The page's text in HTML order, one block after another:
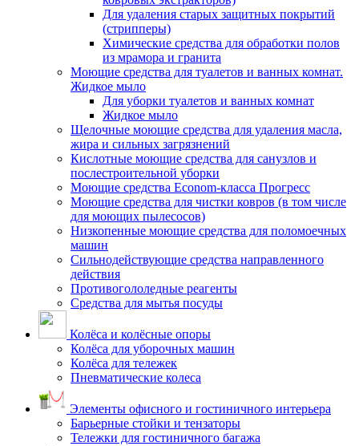
Для удаления старых защитных покрытий
(стрипперы)
Химические средства для обработки полов
из мрамора и гранита
Моющие средства для туалетов и ванных комнат.
Жидкое мыло
Для уборки туалетов и ванных комнат
Жидкое мыло
Щелочные моющие средства для удаления масла,
жира и сильных загрязнений
Кислотные моющие средства для санузлов и
послестроительной уборки
Моющие средства Econom-класса Прогресс
Моющие средства для чистки ковров (в том числе
для моющих пылесосов)
Низкопенные моющие средства для поломоечных
машин
Сильнодействующие средства направленного
действия
Противогололедные реагенты
Средства для мытья посуды
Колёса и колёсные опоры
Колёса для уборочных машин
Колёса для тележек
Пневматические колеса
Элементы офисного и гостиничного интерьера
Барьерные стойки и тензаторы
Тележки для гостиничного багажа